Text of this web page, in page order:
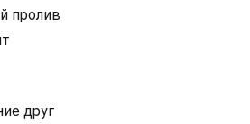
пролив
друг